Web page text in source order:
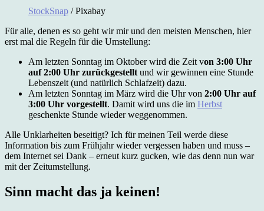
StockSnap / Pixabay
Für alle, denen es so geht wir mir und den meisten Menschen, hier
erst mal die Regeln für die Umstellung:
Am letzten Sonntag im Oktober wird die Zeit von 3:00 Uhr
auf 2:00 Uhr zurückgestelltund wir gewinnen eine Stunde
Lebenszeit (und natürlich Schlafzeit) dazu.
Am letzten Sonntag im März wird die Uhr von 2:00 Uhr auf
3:00 Uhr vorgestellt. Damit wird uns die im Herbst
geschenkte Stunde wieder weggenommen.
Alle Unklarheiten beseitigt? Ich für meinen Teil werde diese
Information bis zum Frühjahr wieder vergessen haben und muss –
dem Internet sei Dank – erneut kurz gucken, wie das denn nun war
mit der Zeitumstellung.
Sinn macht das ja keinen!